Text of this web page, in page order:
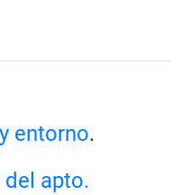
entorno.
apto.